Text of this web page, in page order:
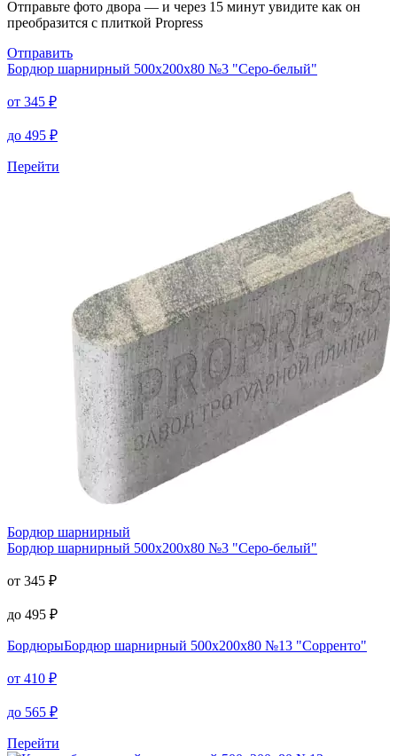
Отправьте фото двора — и через 15 минут увидите как он
преобразится с плиткой Propress
Отправить
Бордюр шарнирный 500х200х80 №3 "Серо-белый"
от 345 ₽
до 495 ₽
Перейти
Бордюр шарнирный
Бордюр шарнирный 500х200х80 №3 "Серо-белый"
от 345 ₽
до 495 ₽
БордюрыБордюр шарнирный 500х200х80 №13 "Сорренто"
от 410 ₽
до 565 ₽
Перейти